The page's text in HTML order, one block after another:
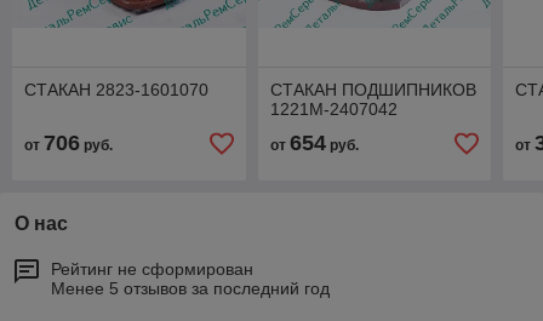
СТАКАН 2823-1601070
от 706 руб.
СТАКАН ПОДШИПНИКОВ
1221М-2407042
от 654руб. от
О нас
Рейтинг не сформирован
Менее 5 отзывов за последний год